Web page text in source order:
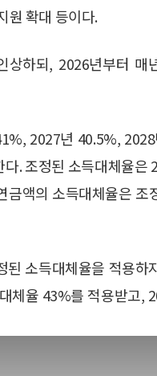
원 확대 등이다.
하되, 2026년부터 매
2027년 40.5%,
. 조정된 소득대체율은
액의 소득대체율은 조
소득대체율을 적용하
체율 43%를 적용받고,